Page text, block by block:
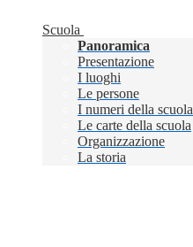
Scuola
Panoramica
Presentazione
I luoghi
Le persone
I numeri della scuola
Le carte della scuola
Organizzazione
La storia